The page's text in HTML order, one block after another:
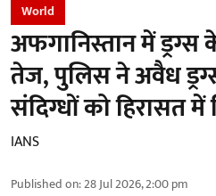
World
अफगानिस्तान में ड्रग्स
तेज, पुलिस ने अवैध
संदिग्धों को हिरासत में
IANS
Published on:28 Jul 2026, 2:00 pm